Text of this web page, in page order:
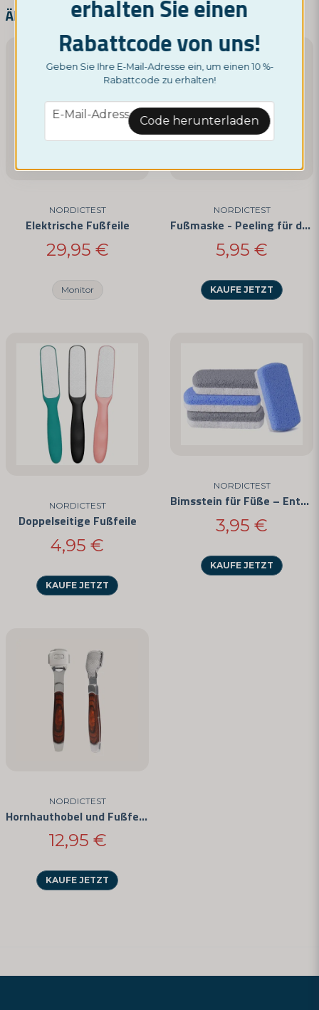
Ähnliche Produkte
NORDICTEST
Elektrische Fußfeile
29,95 €
Monitor
NORDICTEST
Fußmaske - Peeling für deine Füße
5,95 €
KAUFE JETZT
NORDICTEST
Doppelseitige Fußfeile
4,95 €
KAUFE JETZT
NORDICTEST
Bimsstein für Füße – Entfernung von Hornhaut und Schwielen
3,95 €
KAUFE JETZT
NORDICTEST
Hornhauthobel und Fußfeile in einem
12,95 €
KAUFE JETZT
Marcus gefragt vor 1 Jahr
Kan man köpa fler sliphuvuden?
Der Laden antwortete
Idag har vi inte tillgång till detta. Men är det något
du vill ha så självklart kan vi lösa det :)
E-Mail-Adresse
Ja, Sie können meine Frage veröffentlichen
erhalten Sie einen
Rabattcode von uns!
Geben Sie Ihre E-Mail-Adresse ein, um einen 10 %-
Rabattcode zu erhalten!
email
E-Mail-Adresse Code herunterladen